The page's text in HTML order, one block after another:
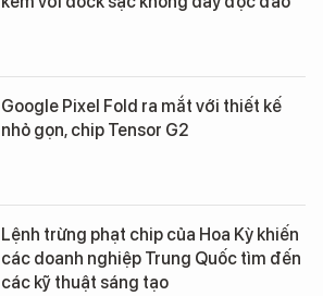
Google Pixel Fold ra mắt với thiết kế
nhỏ gọn, chip Tensor G2
Lệnh trừng phạt chip của Hoa Kỳ khiến
các doanh nghiệp Trung Quốc tìm đến
các kỹ thuật sáng tạo